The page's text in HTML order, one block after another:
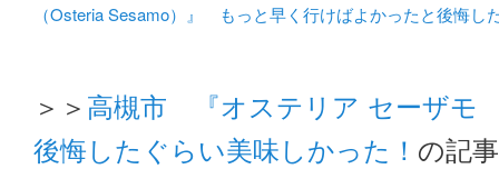
（Osteria Sesamo）』 もっと早く行けばよかったと後悔し
＞＞ 高槻市 『オステリア セーザモ
後悔したぐらい美味しかった！ の記